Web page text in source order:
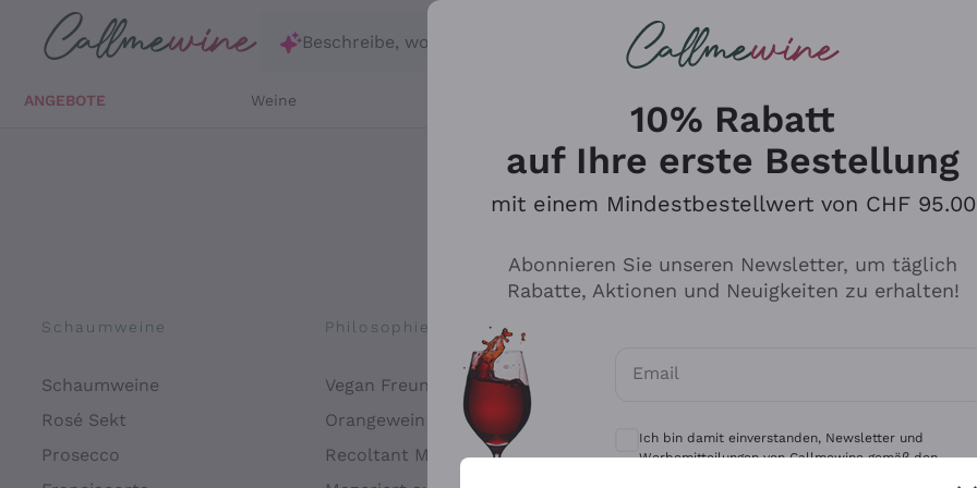
Zum Hauptinhalt springen
Beschreibe, wonach du suchst
ANGEBOTE Weine
Schaumweine
Schaumweine
Rosé Sekt
Prosecco
Philosophien
Vegan Freundlich
Orangewein
Recoltant Manipulant
Antinori
Ca' del Bosco
Gavi
10% Rabatt
auf Ihre erste Bestellung
mit einem Mindestbestellwert von CHF 95.00
Abonnieren Sie unseren Newsletter, um täglich
Rabatte, Aktionen und Neuigkeiten zu erhalten!
Email
Optionale Einwilligungen zum Erhalt von
Ich bin damit einverstanden, Newsletter und
Werbemitteilungen von Callmewine gemäß den -